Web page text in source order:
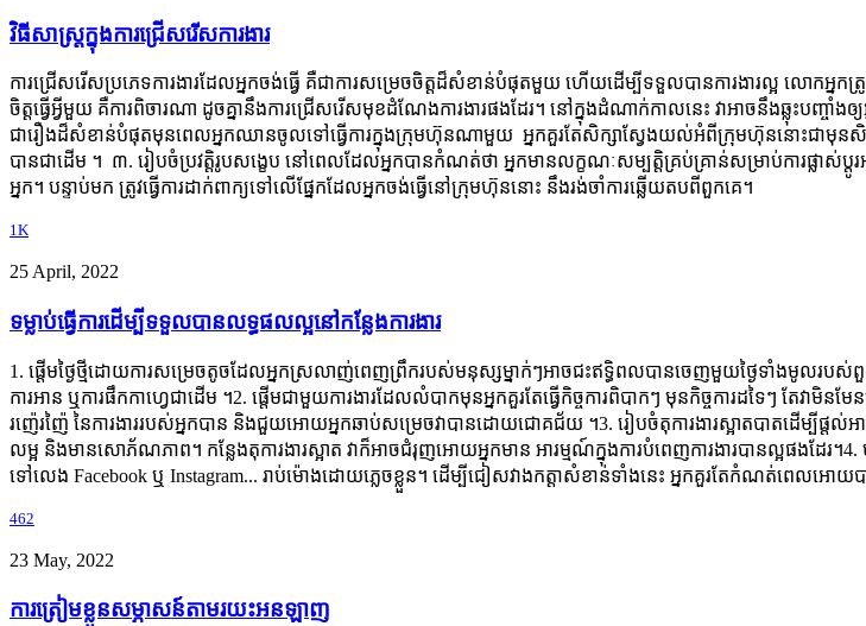
វិធីសាស្ត្រក្នុងការជ្រើសរើសការងារ
ការជ្រើសរើសប្រភេទការងារដែលអ្នកចង់ធ្វើ គឺជាការសម្រេចចិត្តដ៏សំខាន់បំផុតមួយ ហើយដើម្បីទទួលបានការងារល្អ លោកអ្នក
ចិត្តធ្វើអ្វីមួយ គឺការពិចារណា​ ដូចគ្នានឹងការជ្រើសរើសមុខដំណែងការងារផងដែរ។​ នៅក្នុងដំណាក់កាលនេះ វាអាចនឹងឆ្លុះបញ្ច
ជារឿងដ៏សំខាន់បំផុតមុនពេលអ្នកឈានចូលទៅធ្វើការក្នុងក្រុមហ៊ុនណាមួយ អ្នកគួរតែសិក្សាស្វែងយល់អំពីក្រុមហ៊ុននោះជាមុ
បានជាដើម ។ ៣. រៀបចំប្រវត្តិរូបសង្ខេប នៅពេលដែលអ្នកបានកំណត់ថា អ្នកមានលក្ខណៈសម្បត្តិគ្រប់គ្រាន់សម្រាប់ការផ្លាស់ប្តូ
អ្នក។ បន្ទាប់មក ត្រូវធ្វើការដាក់ពាក្យទៅលើផ្នែកដែលអ្នកចង់ធ្វើនៅក្រុមហ៊ុននោះ នឹងរង់ចាំការឆ្លើយតបពីពួកគេ។
1K
25 April, 2022
ទម្លាប់ធ្វើការដើម្បីទទួលបានលទ្ធផលល្អនៅកន្លែងការងារ
1. ផ្តើមថ្ងៃថ្មីដោយការសម្រេចតូចដែលអ្នកស្រលាញ់ពេញព្រឹករបស់មនុស្សម្នាក់ៗអាចជះឥទ្ធិពលបានចេញមួយថ្ងៃទាំងមូលរបស់ពួ
ការអាន ឬការផឹកកាហ្វេជាដើម ។2. ផ្តើមជាមួយការងារដែលលំបាកមុនអ្នកគួរតែធ្វើកិច្ចការពិបាកៗ មុនកិច្ចការដទៃៗ តែវាមិន
រញ៉េរញ៉ៃ នៃការងាររបស់អ្នកបាន និងជួយអោយអ្នកឆាប់សម្រេចវាបានដោយជោគជ័យ ។3. រៀបចំតុការងារស្អាតបាតដើម្បីផ្តល់អា
លម្អ និងមានសោភ័ណភាព។ កន្លែងតុការងារស្អាត វាក៏អាចជំរុញអោយអ្នកមាន អារម្មណ៍ក្នុងការបំពេញការងារបានល្អផងដែរ
ទៅលេង Facebook ឬ Instagram... រាប់ម៉ោងដោយភ្លេចខ្លួន។ ដើម្បីជៀសវាងកត្តាសំខាន់ទាំងនេះ អ្នកគួរតែកំណត់ពេល
462
23 May, 2022
ការត្រៀមខ្លួនសម្ភាសន៍តាមរយះអនឡាញ